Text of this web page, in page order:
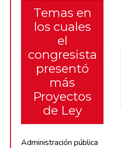
Temas en
los cuales
el
congresista
presentó
más
Proyectos
de Ley
Administración pública